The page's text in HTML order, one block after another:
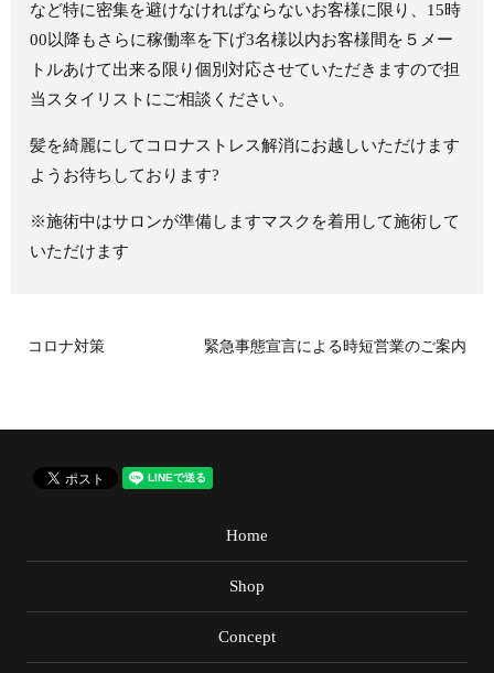
など特に密集を避けなければならないお客様に限り、 15時
00以降もさらに稼働率を下げ3名様以内お客様間を５メー
トルあけて出来る限り個別対応させていただきますので担
当スタイリストにご相談ください。
髪を綺麗にしてコロナストレス解消にお越しいただけます
ようお待ちしております?
※施術中はサロンが準備しますマスクを着用して施術して
いただけます
コロナ対策 緊急事態宣言による時短営業のご案内
Home
Shop
Concept